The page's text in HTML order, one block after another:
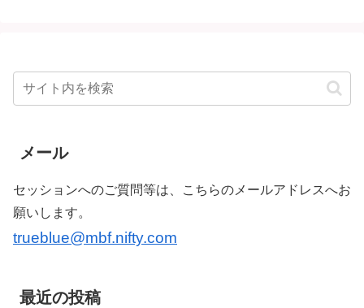
メール
セッションへのご質問等は、こちらのメールアドレスへお
願いします。
trueblue@mbf.nifty.com
最近の投稿